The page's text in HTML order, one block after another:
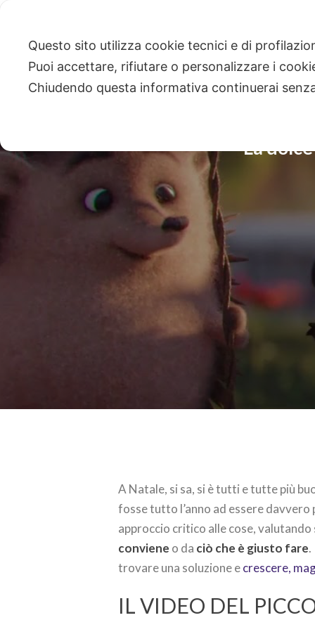
La
A Natale, si sa, si è tutti e tutte più
fosse tutto l’anno ad essere
approccio critico alle cose, valutando
conviene o da ciò che è giusto fare.
trovare una soluzione ecrescere,
IL VIDEO DEL
Questo sito utilizza cookie tecnici e di
Puoi accettare, rifiutare o personalizzare i
Chiudendo questa informativa continuerai